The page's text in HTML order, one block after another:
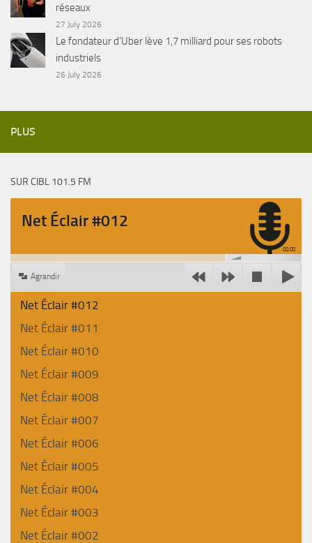
réseaux
27 July 2026
Le fondateur d’Uber lève 1,7 milliard pour ses robots
industriels
26 July 2026
PLUS
SUR CIBL 101.5 FM
Net Éclair #012
00:00
Agrandir
Net Éclair #012
Net Éclair #011
Net Éclair #010
Net Éclair #009
Net Éclair #008
Net Éclair #007
Net Éclair #006
Net Éclair #005
Net Éclair #004
Net Éclair #003
Net Éclair #002